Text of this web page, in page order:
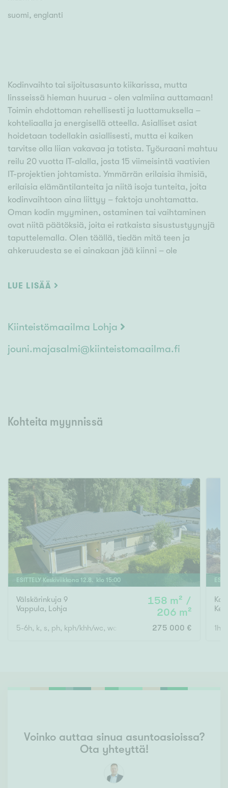
suomi, englanti
Kodinvaihto tai sijoitusasunto kiikarissa, mutta
linsseissä hieman huurua - olen valmiina auttamaan!
Toimin ehdottoman rehellisesti ja luottamuksella –
kohteliaalla ja energisellä otteella. Asialliset asiat
hoidetaan todellakin asiallisesti, mutta ei kaiken
tarvitse olla liian vakavaa ja totista. Työuraani mahtuu
reilu 20 vuotta IT-alalla, josta 15 viimeisintä vaativien
IT-projektien johtamista. Ymmärrän erilaisia ihmisiä,
erilaisia elämäntilanteita ja niitä isoja tunteita, joita
kodinvaihtoon aina liittyy – faktoja unohtamatta.
Oman kodin myyminen, ostaminen tai vaihtaminen
ovat niitä päätöksiä, joita ei ratkaista sisustustyynyjä
taputtelemalla. Olen täällä, tiedän mitä teen ja
ahkeruudesta se ei ainakaan jää kiinni – ole
LUE LISÄÄ
Kiinteistömaailma Lohja
jouni.majasalmi@kiinteistomaailma.fi
Kohteita myynnissä
ESITTELY Keskiviikkona 12.8 . klo 15:00
Välskärinkuja 9
Vappula, Lohja
158 m² /
206 m²
5-6h, k, s, ph, kph/khh/wc, wc, at., var. 275 000 €
Voinko auttaa sinua asuntoasioissa?
Ota yhteyttä!